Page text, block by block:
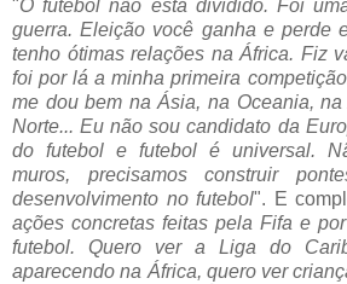
"O futebol não está dividido. Foi
guerra. Eleição você ganha e perde
tenho ótimas relações na África. Fiz
foi por lá a minha primeira
me dou bem na Ásia, na Oceania,
Norte... Eu não sou candidato da
do futebol e futebol é universal.
muros, precisamos construir
desenvolvimento no futebol". E
ações concretas feitas pela Fifa e
futebol. Quero ver a Liga do
aparecendo na África, quero ver